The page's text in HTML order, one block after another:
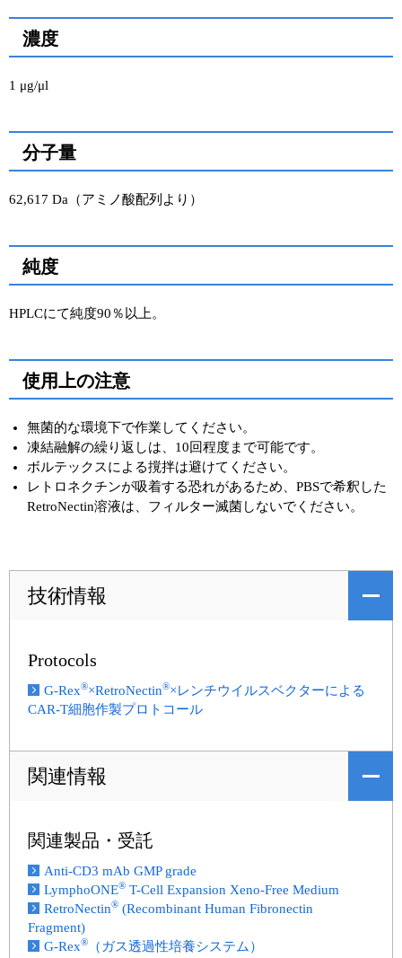
濃度
1 μg/μl
分子量
62,617 Da（アミノ酸配列より）
純度
HPLCにて純度90％以上。
使用上の注意
無菌的な環境下で作業してください。
凍結融解の繰り返しは、10回程度まで可能です。
ボルテックスによる撹拌は避けてください。
レトロネクチンが吸着する恐れがあるため、PBSで希釈した
RetroNectin溶液は、フィルター滅菌しないでください。
技術情報
Protocols
G-Rex®×RetroNectin®×レンチウイルスベクターによる
CAR-T細胞作製プロトコール
関連情報
関連製品・受託
Anti-CD3 mAb GMP grade
LymphoONE® T-Cell Expansion Xeno-Free Medium
RetroNectin® (Recombinant Human Fibronectin
Fragment)
G-Rex®
（ガス透過性培養システム）